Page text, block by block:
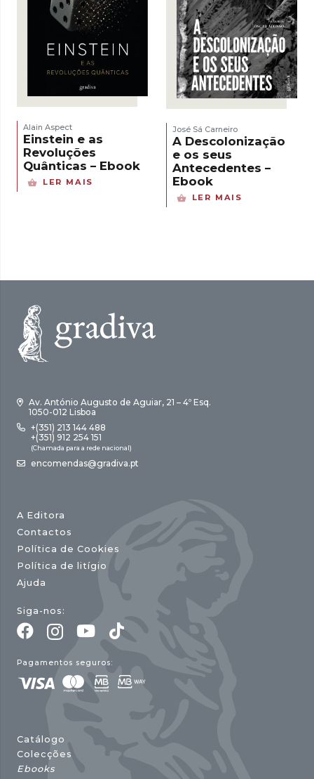
Alain Aspect
Einstein e as
Revoluções
Quânticas – Ebook
LER MAIS
José Sá Carneiro
A Descolonização
e os seus
Antecedentes –
Ebook
LER MAIS
Av. António Augusto de Aguiar, 21 – 4º Esq.
1050-012 Lisboa
+(351) 213 144 488
+(351) 912 254 151
(Chamada para a rede nacional)
encomendas@gradiva.pt
A Editora
Contactos
Política de Cookies
Política de litígio
Ajuda
Siga-nos:
Pagamentos seguros:
Catálogo
Colecções
Ebooks